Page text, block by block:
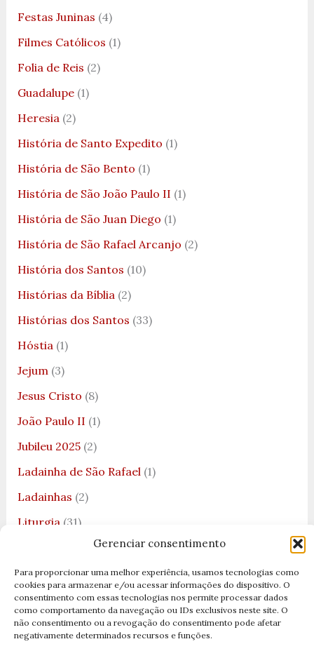
Gerenciar consentimento
Para proporcionar uma melhor experiência, usamos tecnologias como
cookies para armazenar e/ou acessar informações do dispositivo. O
consentimento com essas tecnologias nos permite processar dados
como comportamento da navegação ou IDs exclusivos neste site. O
não consentimento ou a revogação do consentimento pode afetar
negativamente determinados recursos e funções.
Festas Juninas (4)
Filmes Católicos (1)
Folia de Reis (2)
Guadalupe(1)
Heresia(2)
História de Santo Expedito (1)
História de São Bento (1)
História de São João Paulo II (1)
História de São Juan Diego (1)
História de São Rafael Arcanjo (2)
História dos Santos (10)
Histórias da Bíblia(2)
Histórias dos Santos (33)
Hóstia(1)
Jejum(3)
Jesus Cristo (8)
João Paulo II (1)
Jubileu 2025(2)
Ladainha de São Rafael(1)
Ladainhas (2)
Liturgia (31)
Livro de Genesis(1)
Livro de Salmos(4)
Louvores(1)
Mãe Rainha(1)